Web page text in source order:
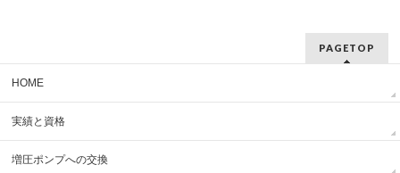
PAGETOP
HOME
実績と資格
増圧ポンプへの交換